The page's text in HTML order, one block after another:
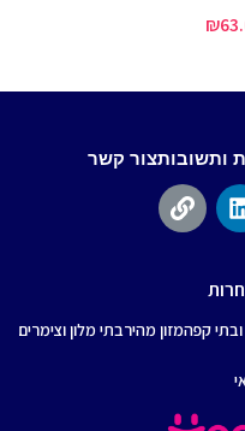
₪
ותשובותצור קשר
קפהמזון מהירבתי מלון וצימרים